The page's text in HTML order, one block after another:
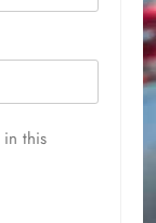
in this